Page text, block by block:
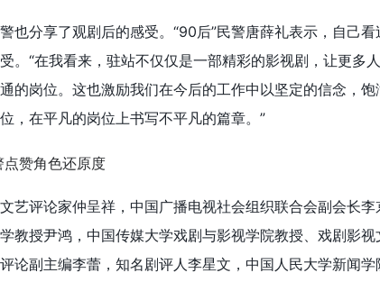
也分享了观剧后的感受。“90后”民警唐薛礼表示，自己看
。“在我看来，驻站不仅仅是一部精彩的影视剧，让更多
的岗位。这也激励我们在今后的工作中以坚定的信念，饱
，在平凡的岗位上书写不平凡的篇章。”
艺评论家仲呈祥，中国广播电视社会组织联合会副会长李
教授尹鸿，中国传媒大学戏剧与影视学院教授、戏剧影视
论副主编李蕾，知名剧评人李星文，中国人民大学新闻学